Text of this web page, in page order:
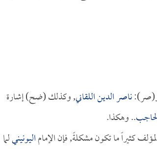
و(صر):ناصر الدين اللقاني, وكذلك (ضح) إشارة
.. وهكذا.
كثيراً ما تكون مشكلةً, فإن الإماماليونينيلما